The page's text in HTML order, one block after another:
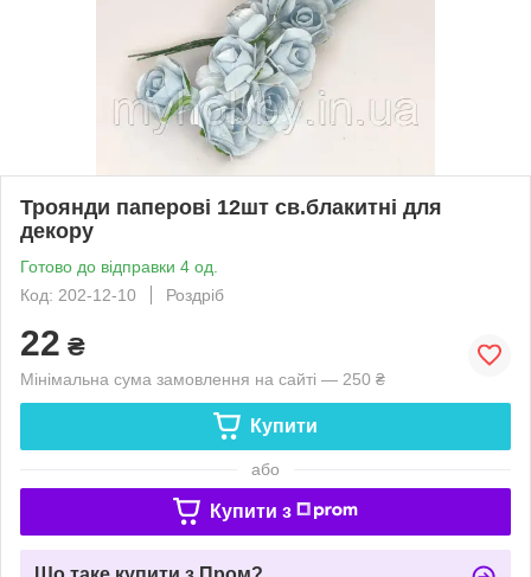
Троянди паперові 12шт св.блакитні для
декору
Готово до відправки 4 од.
Код: 202-12-10
Роздріб
22 ₴
Мінімальна сума замовлення на сайті — 250 ₴
Купити
або
Купити з